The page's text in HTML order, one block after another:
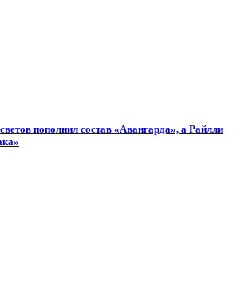
пополнил состав «Авангарда», а Райлли